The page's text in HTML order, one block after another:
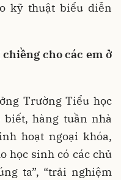
kỹ thuật biểu diễn
cho các em ở
Trường Tiểu học
hàng tuần nhà
hoạt ngoại khóa,
học sinh có các chủ
ta”, “trải nghiệm